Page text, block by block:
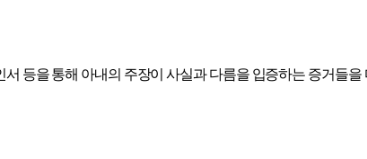
등을 통해 아내의 주장이 사실과 다름을 입증하는 증거들을